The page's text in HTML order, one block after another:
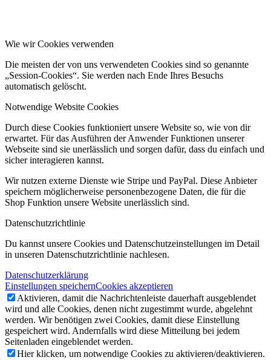
Wie wir Cookies verwenden
Die meisten der von uns verwendeten Cookies sind so genannte
„Session-Cookies“. Sie werden nach Ende Ihres Besuchs
automatisch gelöscht.
Notwendige Website Cookies
Durch diese Cookies funktioniert unsere Website so, wie von dir
erwartet. Für das Ausführen der Anwender Funktionen unserer
Webseite sind sie unerlässlich und sorgen dafür, dass du einfach und
sicher interagieren kannst.
Wir nutzen externe Dienste wie Stripe und PayPal. Diese Anbieter
speichern möglicherweise personenbezogene Daten, die für die
Shop Funktion unsere Website unerlässlich sind.
Datenschutzrichtlinie
Du kannst unsere Cookies und Datenschutzeinstellungen im Detail
in unseren Datenschutzrichtlinie nachlesen.
Datenschutzerklärung
Einstellungen speichernCookies akzeptieren
Aktivieren, damit die Nachrichtenleiste dauerhaft ausgeblendet
wird und alle Cookies, denen nicht zugestimmt wurde, abgelehnt
werden. Wir benötigen zwei Cookies, damit diese Einstellung
gespeichert wird. Andernfalls wird diese Mitteilung bei jedem
Seitenladen eingeblendet werden.
Hier klicken, um notwendige Cookies zu aktivieren/deaktivieren.